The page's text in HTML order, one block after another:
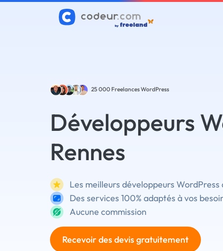
25 000 Freelances WordPress
Développeurs
Rennes
Les meilleurs développeurs
Des services 100% adaptés à vos
Aucune commission
Recevoir des devis gratuitement